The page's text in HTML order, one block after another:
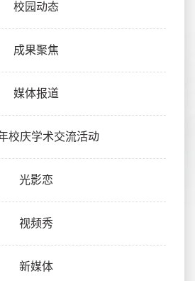
校园动态
成果聚焦
媒体报道
校庆学术交流活动
光影恋
视频秀
新媒体